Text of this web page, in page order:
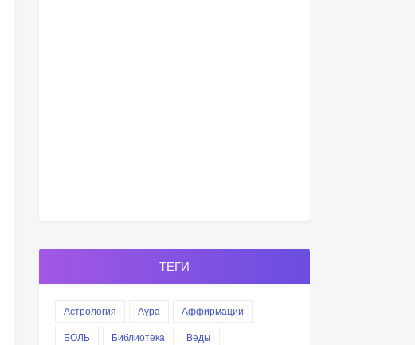
ТЕГИ
Астрология Аура
Аффирмации
БОЛЬ
Библиотека
Веды